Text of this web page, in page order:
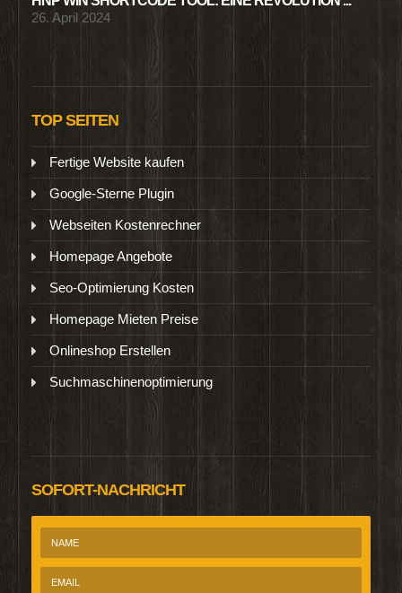
26. April 2024
TOP SEITEN
Fertige Website kaufen
Google-Sterne Plugin
Webseiten Kostenrechner
Homepage Angebote
Seo-Optimierung Kosten
Homepage Mieten Preise
Onlineshop Erstellen
Suchmaschinenoptimierung
SOFORT-NACHRICHT